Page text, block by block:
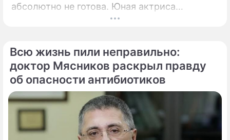
абсолютно не готова. Юная актриса
Вероника Жукова, дочь бессменного лидера
поклонников.
Всю жизнь пили неправильно:
доктор Мясников раскрыл правду
об опасности антибиотиков